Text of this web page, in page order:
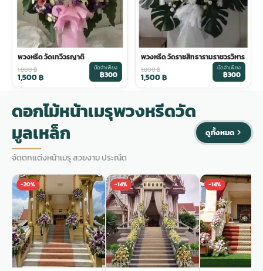
พวงหรีด วัดเทวีวรญาติ
1,800฿
1,500฿
มัดจำเพียง
฿300
พวงหรีด วัดราชสิทธารามราชวรวิหาร
1,800฿
1,500฿
มัดจำเพียง
฿300
ดอกไม้หน้าเมรุพวงหรีดวัด
มูลเหล็ก
จัดตกแต่งหน้าเมรุ สวยงาม ประณีต
ดูทั้งหมด
-20% -14% -14%